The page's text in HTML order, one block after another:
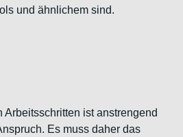
und ähnlichem sind.
Arbeitsschritten ist anstrengend
Es muss daher das